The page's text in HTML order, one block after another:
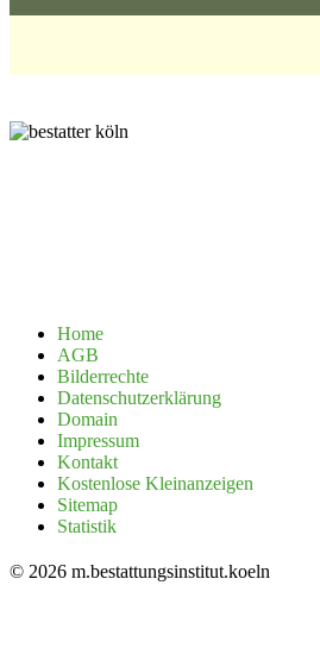
Home
AGB
Bilderrechte
Datenschutzerklärung
Domain
Impressum
Kontakt
Kostenlose Kleinanzeigen
Sitemap
Statistik
© 2026 m.bestattungsinstitut.koeln